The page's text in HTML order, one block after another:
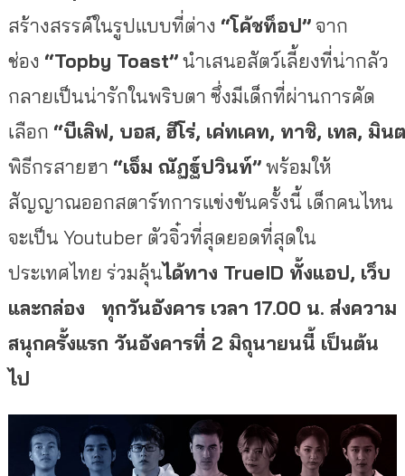
สร้างสรรค์ในรูปแบบที่ต่าง “โค้ชท็อป”จาก
ช่อง “Topby Toast”นำเสนอสัตว์เลี้ยงที่น่ากลัว
กลายเป็นน่ารักในพริบตา ซึ่งมีเด็กที่ผ่านการคัด
เลือก “บีเลิฟ, บอส, ฮีโร่, เค่ทเคท, ทาชิ, เทล, มิน
พิธีกรสายฮา “เจ็ม ณัฏฐ์ปวินท์”พร้อมให้
สัญญาณออกสตาร์ทการแข่งขันครั้งนี้ เด็กคนไหน
จะเป็น Youtuber ตัวจิ๋วที่สุดยอดที่สุดใน
ประเทศไทย ร่วมลุ้นได้ทาง TrueID ทั้งแอป, เว็บ
และกล่อง
ทุกวันอังคาร เวลา 17.00 น. ส่งความ
สนุกครั้งแรก วันอังคารที่ 2 มิถุนายนนี้ เป็นต้น
ไป